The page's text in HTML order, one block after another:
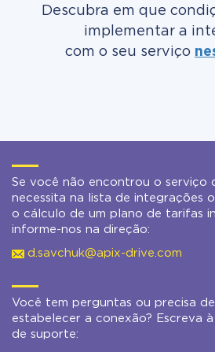
Descubra em que
implementar a
com o seu serviço
Se você não encontrou o serviço
necessita na lista de integrações
o cálculo de um plano de tarifas
informe-nos na direção:
d.savchuk@apix-drive.com
Você tem perguntas ou precisa
estabelecer a conexão? Escreva
de suporte: